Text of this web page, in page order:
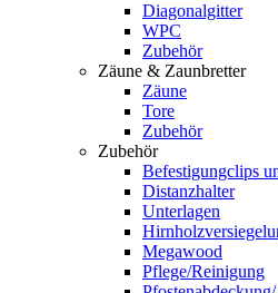
Diagonalgitter
WPC
Zubehör
Zäune & Zaunbretter
Zäune
Tore
Zubehör
Zubehör
Befestigungclips
Distanzhalter
Unterlagen
Megawood
Pflege/Reinigung